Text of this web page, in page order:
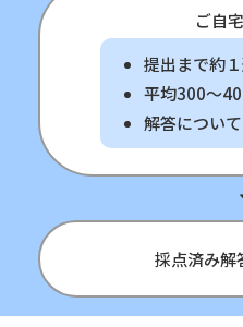
ご自
提出まで約
平均300～
解答につい
採点済み解